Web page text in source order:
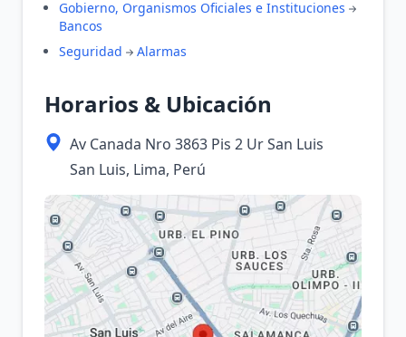
Gobierno, Organismos Oficiales e Instituciones
Bancos
Seguridad
Alarmas
Horarios & Ubicación
Av Canada Nro 3863 Pis 2 Ur San Luis
San Luis, Lima, Perú